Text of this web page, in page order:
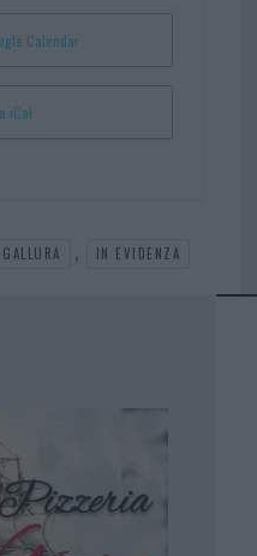
Calendar
iCal
, IN EVIDENZA